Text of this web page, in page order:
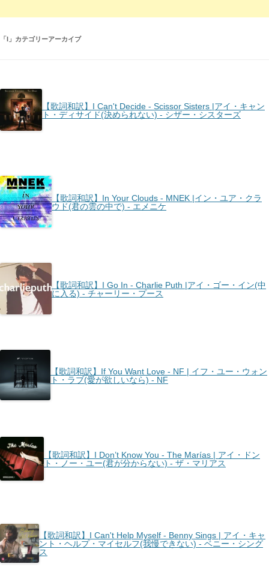
「I 」カテゴリーアーカイブ
【歌詞和訳】I Can't Decide - Scissor Sisters |アイ・キャン
ト・ディサイド(決められない) - シザー・シスターズ
【歌詞和訳】In Your Clouds - MNEK |イン・ユア・クラ
ウド(君の雲の中で) - エメニケ
【歌詞和訳】I Go In - Charlie Puth |アイ・ゴー・イン(中
に入る) - チャーリー・プース
【歌詞和訳】If You Want Love - NF | イフ・ユー・ウォン
ト・ラブ(愛が欲しいなら) - NF
【歌詞和訳】I Don’t Know You - The Marías | アイ・ドン
ト・ノー・ユー(君が分からない) - ザ・マリアス
【歌詞和訳】I Can't Help Myself - Benny Sings | アイ・キャ
ント・ヘルプ・マイセルフ(我慢できない) - ベニー・シング
ス